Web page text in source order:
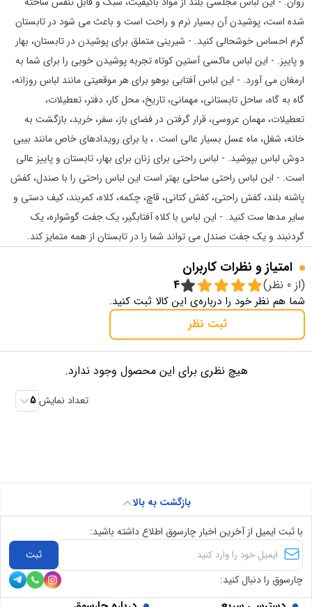
شده است، پوشیدن آن بسیار نرم و راحت است و باعث می شود در تابستان
گرم احساس خوشحالی کنید. - شیرینی متملق برای پوشیدن در تابستان، بهار
و پاییز. - این لباس ماکسی آستین کوتاه تجربه پوشیدن خوبی را برای شما به
ارمغان می آورد. - این لباس آفتابی بوهو برای هر موقعیتی مانند لباس روزانه،
گاه به گاه، ساحل تابستانی، مهمانی، تاریخ، محل کار، دفتر، تعطیلات،
تعطیلات، مهمان عروسی، قرار گرفتن در فضای باز، سفر، خرید، بازگشت به
خانه، شغل، ماه عسل بسیار عالی است. ، یا برای رویدادهای خاص مانند بیبی
دوش لباس بپوشید. - لباس راحتی برای زنان برای بهار، تابستان و پاییز عالی
است. - این لباس راحتی ساحلی بهتر است این لباس راحتی را با صندل، کفش
پاشنه بلند، کفش راحتی، کفش کتانی، قاچ، چکمه، کلاه، کمربند، کیف دستی و
سایر مدها ست کنید. - این لباس با کلاه آفتابگیر، یک جفت گوشواره، یک
گردنبند و یک جفت صندل می تواند شما را در تابستان از همه متمایز کند.
امتیاز و نظرات کاربران
(از 0 نظر) 4
شما هم نظر خود را درباره‌ی این کالا ثبت کنید.
ثبت نظر
هیچ نظری برای این محصول وجود ندارد.
تعداد نمایش 5
بازگشت به بالا
با ثبت ایمیل از آخرین اخبار چارسوق اطلاع داشته باشید:
ثبت
چارسوق را دنبال کنید: